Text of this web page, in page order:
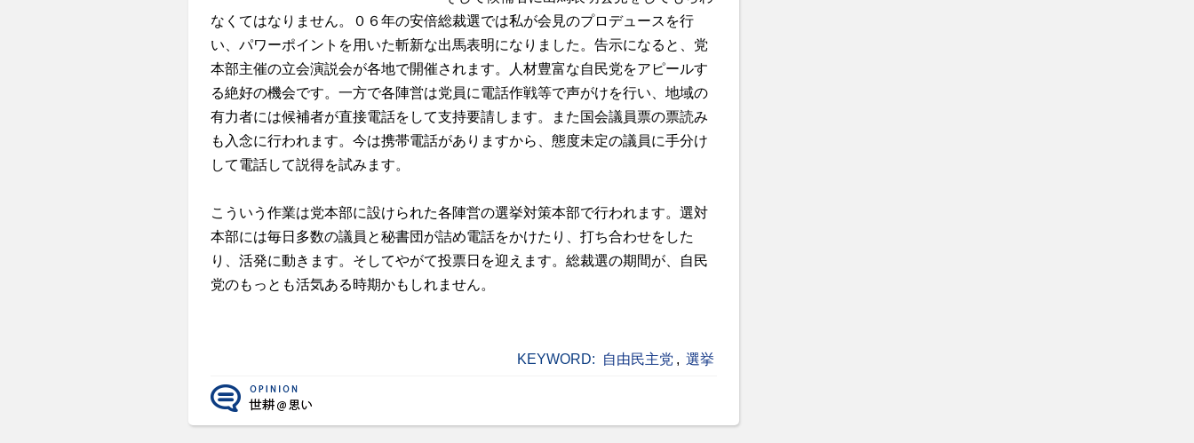
なくてはなりません。０６年の安倍総裁選では私が会見のプロデュースを行
い、パワーポイントを用いた斬新な出馬表明になりました。告示になると、党
本部主催の立会演説会が各地で開催されます。人材豊富な自民党をアピールす
る絶好の機会です。一方で各陣営は党員に電話作戦等で声がけを行い、地域の
有力者には候補者が直接電話をして支持要請します。また国会議員票の票読み
も入念に行われます。今は携帯電話がありますから、態度未定の議員に手分け
して電話して説得を試みます。
こういう作業は党本部に設けられた各陣営の選挙対策本部で行われます。選対
本部には毎日多数の議員と秘書団が詰め電話をかけたり、打ち合わせをした
り、活発に動きます。そしてやがて投票日を迎えます。総裁選の期間が、自民
党のもっとも活気ある時期かもしれません。
KEYWORD: 自由民主党 , 選挙